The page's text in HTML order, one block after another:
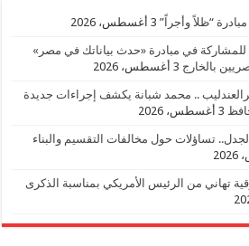
“ظلاً وأجراً” 3 أغسطس، 2026
في مبادرة «حدث بياناتك في مصر»
بالخارج 3 أغسطس، 2026
.. محمد شبانة يكشف إجراءات جديدة
3 أغسطس، 2026
تساؤلات حول مخالفات التقسيم والبناء
تهاني من الرئيس الأمريكي بمناسبة الذكرى